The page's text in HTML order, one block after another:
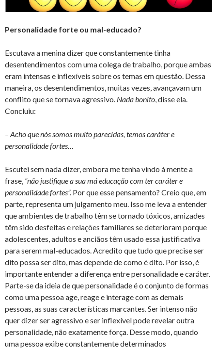
Personalidade forte ou mal-educado?
Escutava a menina dizer que constantemente tinha
desentendimentos com uma colega de trabalho, porque ambas
eram intensas e inflexíveis sobre os temas em questão. Dessa
maneira, os desentendimentos, muitas vezes, avançavam um
conflito que se tornava agressivo. Nada bonito, disse ela.
Concluiu:
– Acho que nós somos muito parecidas, temos caráter e
personalidade fortes…
Escutei sem nada dizer, embora me tenha vindo à mente a
frase, “não justifique a sua má educação com ter caráter e
personalidade fortes”. Por que esse pensamento? Creio que, em
parte, representa um julgamento meu. Isso me leva a entender
que ambientes de trabalho têm se tornado tóxicos, amizades
têm sido desfeitas e relações familiares se deterioram porque
adolescentes, adultos e anciãos têm usado essa justificativa
para serem mal-educados. Acredito que tudo que precise ser
dito possa ser dito, mas depende de como é dito. Por isso, é
importante entender a diferença entre personalidade e caráter.
Parte-se da ideia de que personalidade é o conjunto de formas
como uma pessoa age, reage e interage com as demais
pessoas, as suas características marcantes. Ser intenso não
quer dizer ser agressivo e ser inflexível pode revelar outra
personalidade, não exatamente força. Desse modo, quando
uma pessoa exibe constantemente determinados